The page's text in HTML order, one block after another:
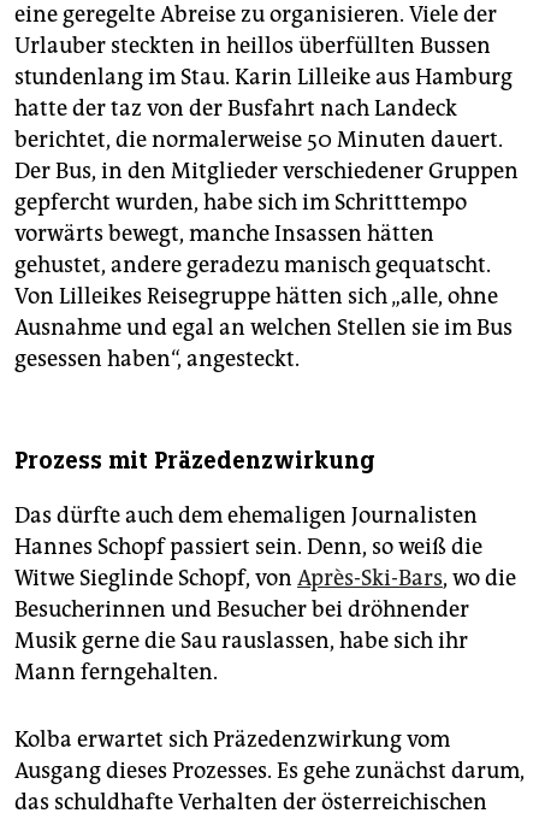
eine geregelte Abreise zu organisieren. Viele der
Urlauber steckten in heillos überfüllten Bussen
stundenlang im Stau. Karin Lilleike aus Hamburg
hatte der taz von der Busfahrt nach Landeck
berichtet, die normalerweise 50 Minuten dauert.
Der Bus, in den Mitglieder verschiedener Gruppen
gepfercht wurden, habe sich im Schritttempo
vorwärts bewegt, manche Insassen hätten
gehustet, andere geradezu manisch gequatscht.
Von Lilleikes Reisegruppe hätten sich „alle, ohne
Ausnahme und egal an welchen Stellen sie im Bus
gesessen haben“, angesteckt.
Prozess mit Präzedenzwirkung
Das dürfte auch dem ehemaligen Journalisten
Hannes Schopf passiert sein. Denn, so weiß die
Witwe Sieglinde Schopf, von Après-Ski-Bars, wo die
Besucherinnen und Besucher bei dröhnender
Musik gerne die Sau rauslassen, habe sich ihr
Mann ferngehalten.
Kolba erwartet sich Präzedenzwirkung vom
Ausgang dieses Prozesses. Es gehe zunächst darum,
das schuldhafte Verhalten der österreichischen